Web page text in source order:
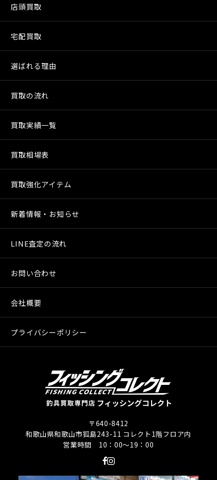
店頭買取
宅配買取
選ばれる理由
買取の流れ
買取実績一覧
買取相場表
買取強化アイテム
新着情報・お知らせ
LINE査定の流れ
お問い合わせ
会社概要
プライバシーポリシー
〒640-8412
和歌山県和歌山市狐島243-11 コレクト1階フロア内
営業時間 10：00〜19：00